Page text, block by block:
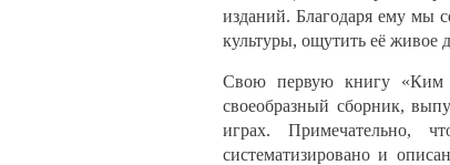
изданий. Благодаря ему мы
культуры, ощутить её живое
Свою первую книгу «Ким
своеобразный сборник,
играх. Примечательно,
систематизировано и